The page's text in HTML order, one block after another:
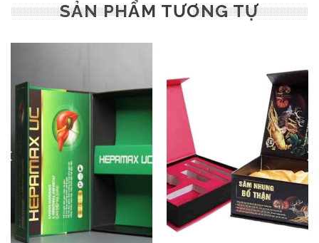
SẢN PHẨM TƯƠNG TỰ